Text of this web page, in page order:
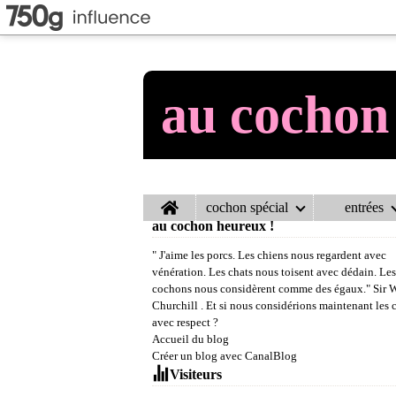
au
Home cochon spécial entrées
au cochon heureux !
" J'aime les porcs. Les chiens nous regardent avec
vénération. Les chats nous toisent avec dédain. Les
cochons nous considèrent comme des égaux." Sir
Churchill . Et si nous considérions maintenant les
avec respect ?
Accueil du blog
Créer un blog avec CanalBlog
Visiteurs